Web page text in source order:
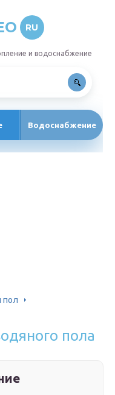
RU
и водоснабжение
Водоснабжение
пол
пола